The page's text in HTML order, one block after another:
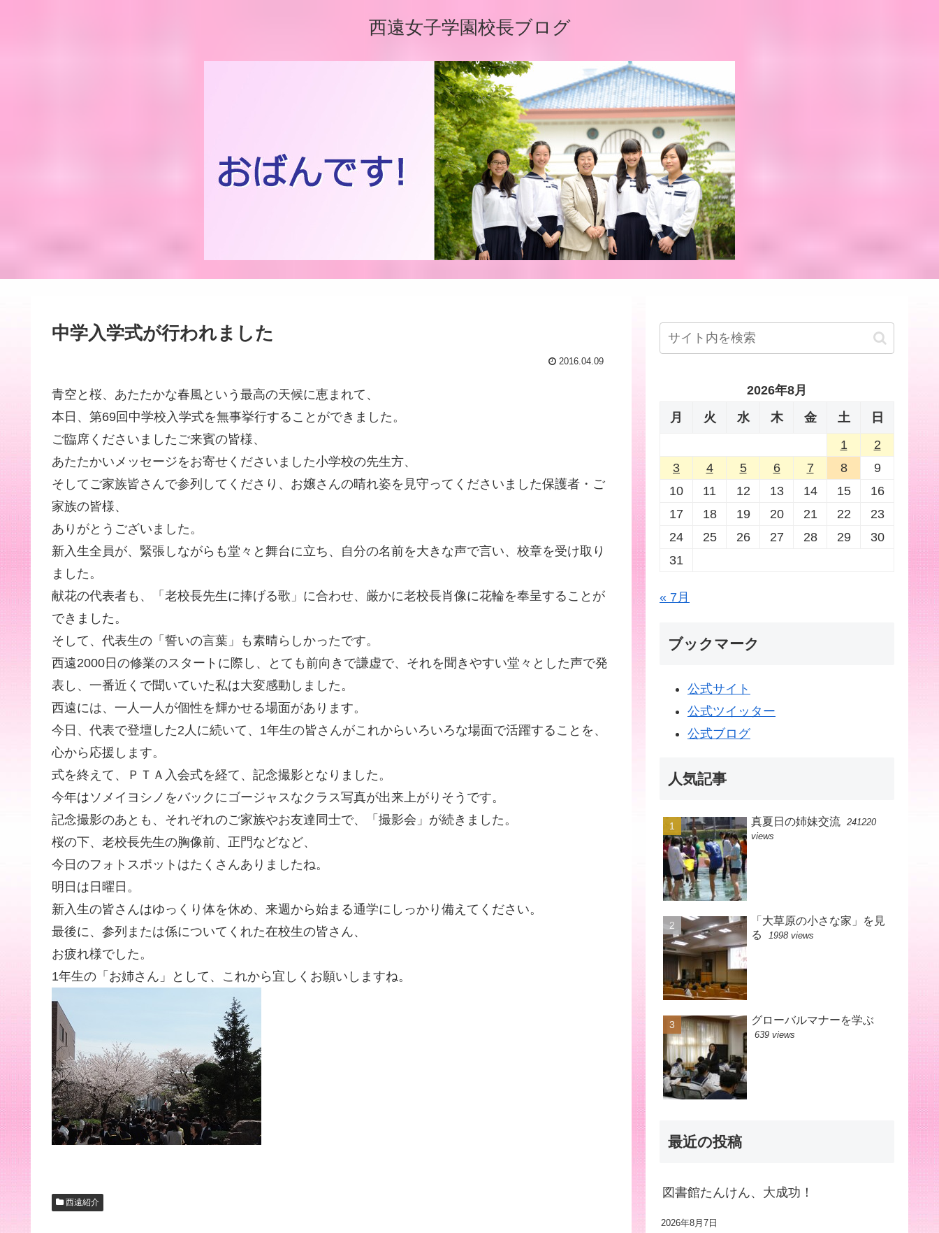
西遠女子学園校長ブログ
中学入学式が行われました
2016.04.09
青空と桜、あたたかな春風という最高の天候に恵まれて、
本日、第69回中学校入学式を無事挙行することができました。
ご臨席くださいましたご来賓の皆様、
あたたかいメッセージをお寄せくださいました小学校の先生方、
そしてご家族皆さんで参列してくださり、お嬢さんの晴れ姿を見守ってくださいました保護者・ご
家族の皆様、
ありがとうございました。
新入生全員が、緊張しながらも堂々と舞台に立ち、自分の名前を大きな声で言い、校章を受け取り
ました。
献花の代表者も、「老校長先生に捧げる歌」に合わせ、厳かに老校長肖像に花輪を奉呈することが
できました。
そして、代表生の「誓いの言葉」も素晴らしかったです。
西遠2000日の修業のスタートに際し、とても前向きで謙虚で、それを聞きやすい堂々とした声で発
表し、一番近くで聞いていた私は大変感動しました。
西遠には、一人一人が個性を輝かせる場面があります。
今日、代表で登壇した2人に続いて、1年生の皆さんがこれからいろいろな場面で活躍することを、
心から応援します。
式を終えて、ＰＴＡ入会式を経て、記念撮影となりました。
今年はソメイヨシノをバックにゴージャスなクラス写真が出来上がりそうです。
記念撮影のあとも、それぞれのご家族やお友達同士で、「撮影会」が続きました。
桜の下、老校長先生の胸像前、正門などなど、
今日のフォトスポットはたくさんありましたね。
明日は日曜日。
新入生の皆さんはゆっくり体を休め、来週から始まる通学にしっかり備えてください。
最後に、参列または係についてくれた在校生の皆さん、
お疲れ様でした。
1年生の「お姉さん」として、これから宜しくお願いしますね。
西遠紹介
2026年8月
月
火 水 木 金 土
日
1
2
3
4 5 6 7 8
9
10
11 12 13 14 15
16
17
18 19 20 21 22
23
24
25 26 27 28 29
30
31
« 7月
ブックマーク
公式サイト
公式ツイッター
公式ブログ
人気記事
真夏日の姉妹交流 241220
views
「大草原の小さな家」を見
る
1998 views
グローバルマナーを学ぶ
639 views
最近の投稿
図書館たんけん、大成功！
2026年8月7日